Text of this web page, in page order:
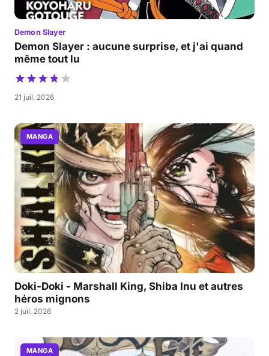
Demon Slayer
Demon Slayer : aucune surprise, et j'ai quand
même tout lu
21 juil. 2026
MANGA
Doki-Doki - Marshall King, Shiba Inu et autres
héros mignons
2 juil. 2026
MANGA